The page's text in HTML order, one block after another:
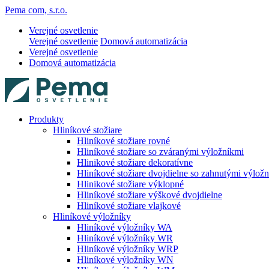
Pema com, s.r.o.
Verejné osvetlenie
Verejné osvetlenie Domová automatizácia
Verejné osvetlenie
Domová automatizácia
Produkty
Hliníkové stožiare
Hliníkové stožiare rovné
Hliníkové stožiare so zváranými výložníkmi
Hlinikové stožiare dekoratívne
Hliníkové stožiare dvojdielne so zahnutými
Hlinikové stožiare výklopné
Hliníkové stožiare výškové dvojdielne
Hliníkové stožiare vlajkové
Hliníkové výložníky
Hliníkové výložníky WA
Hliníkové výložníky WR
Hliníkové výložníky WRP
Hliníkové výložníky WN